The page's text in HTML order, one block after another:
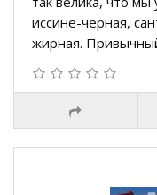
иссине-черная,
жирная.